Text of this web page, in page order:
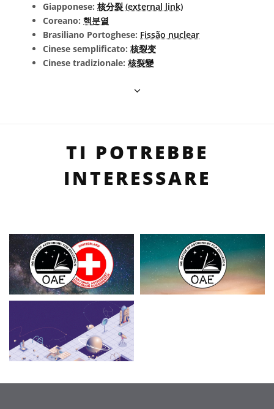
Giapponese: 核分裂 (external link)
Coreano: 핵분열
Brasiliano Portoghese: Fissão nuclear
Cinese semplificato: 核裂变
Cinese tradizionale: 核裂變
TI POTREBBE
INTERESSARE